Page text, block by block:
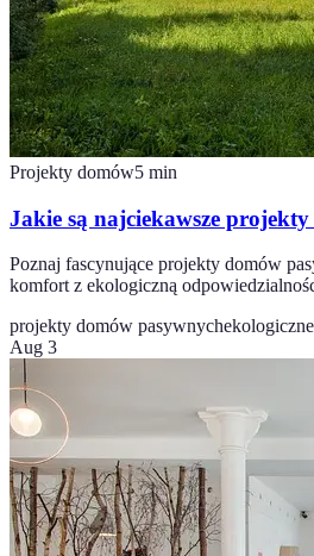
Projekty domów5 min
Jakie są najciekawsze
Poznaj fascynujące projekty domów
komfort z ekologiczną
projekty domów pasywnych
Aug 3